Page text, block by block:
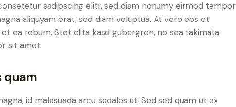
sadipscing elitr, sed diam nonumy eirmod tempor
aliquyam erat, sed diam voluptua. At vero eos et
ea rebum. Stet clita kasd gubergren, no sea takimata
sit amet.
quam
id malesuada arcu sodales ut. Sed sed quam ut ex